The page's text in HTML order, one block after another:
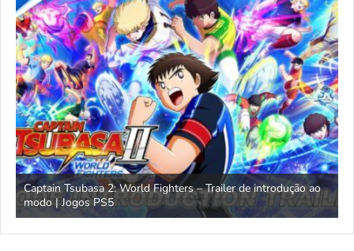
Captain Tsubasa 2: World Fighters – Trailer de introdução ao
modo | Jogos PS5